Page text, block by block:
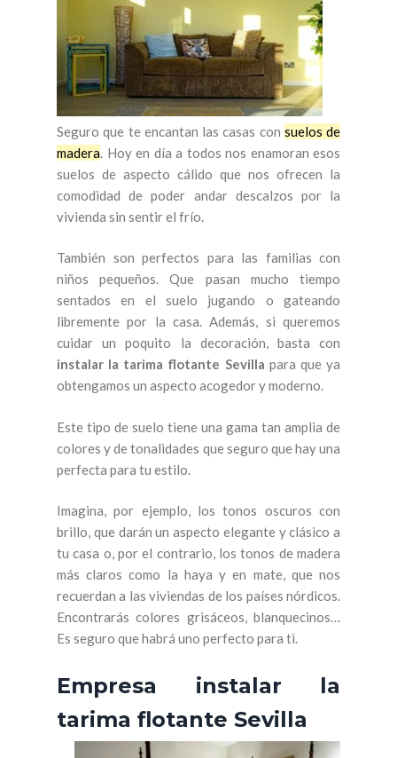
Seguro que te encantan las casas con suelos de
madera . Hoy en día a todos nos enamoran esos
suelos de aspecto cálido que nos ofrecen la
comodidad de poder andar descalzos por la
vivienda sin sentir el frío.
También son perfectos para las familias con
niños pequeños. Que pasan mucho tiempo
sentados en el suelo jugando o gateando
libremente por la casa. Además, si queremos
cuidar un poquito la decoración, basta con
instalar la tarima flotante Sevilla para que ya
obtengamos un aspecto acogedor y moderno.
Este tipo de suelo tiene una gama tan amplia de
colores y de tonalidades que seguro que hay una
perfecta para tu estilo.
Imagina, por ejemplo, los tonos oscuros con
brillo, que darán un aspecto elegante y clásico a
tu casa o, por el contrario, los tonos de madera
más claros como la haya y en mate, que nos
recuerdan a las viviendas de los países nórdicos.
Encontrarás colores grisáceos, blanquecinos…
Es seguro que habrá uno perfecto para ti.
Empresa instalar la
tarima flotante Sevilla